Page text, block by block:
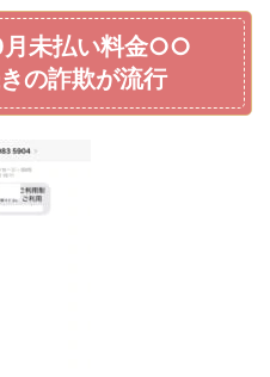
月未払い料金○○
の詐欺が流行